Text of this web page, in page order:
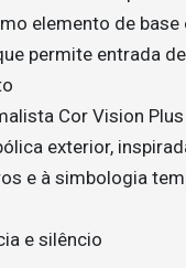
elemento de base
permite entrada
Cor Vision
exterior,
e à simbologia
e silêncio